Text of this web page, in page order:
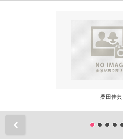
桑田佳典